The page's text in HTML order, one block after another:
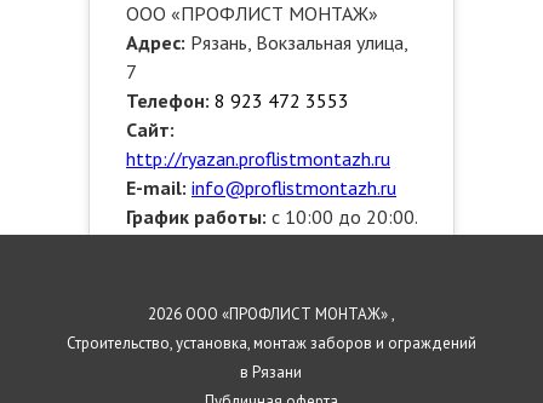
ООО «ПРОФЛИСТ МОНТАЖ»
Адрес: Рязань, Вокзальная улица,
7
Телефон: 8 923 472 3553
Сайт:
http://ryazan.proflistmontazh.ru
E-mail: info@proflistmontazh.ru
График работы: с 10:00 до 20:00.
Октябрьский, Советский,
Московский, Железнодорожный
2026 ООО «ПРОФЛИСТ МОНТАЖ» ,
Строительство, установка, монтаж заборов и ограждений
в Рязани